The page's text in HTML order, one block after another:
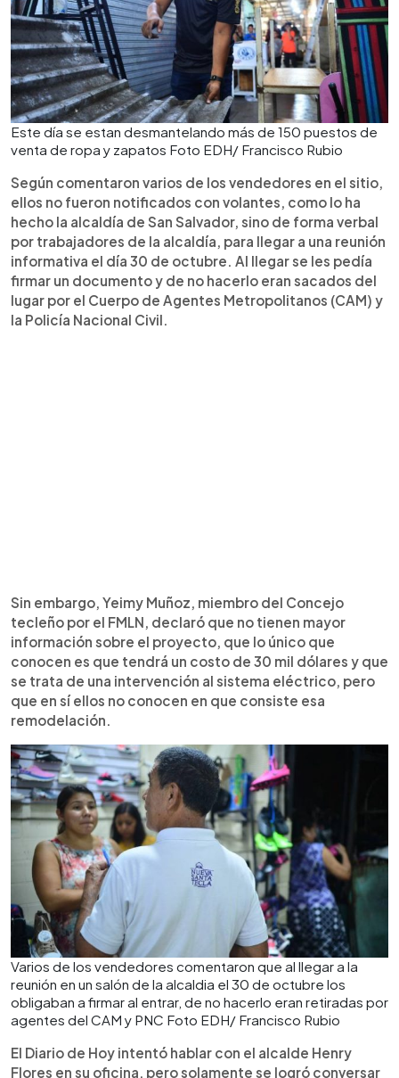
Este día se estan desmantelando más de 150 puestos de
venta de ropa y zapatos Foto EDH/ Francisco Rubio
Según comentaron varios de los vendedores en el sitio,
ellos no fueron notificados con volantes, como lo ha
hecho la alcaldía de San Salvador, sino de forma verbal
por trabajadores de la alcaldía, para llegar a una reunión
informativa el día 30 de octubre. Al llegar se les pedía
firmar un documento y de no hacerlo eran sacados del
lugar por el Cuerpo de Agentes Metropolitanos (CAM) y
la Policía Nacional Civil.
Sin embargo, Yeimy Muñoz, miembro del Concejo
tecleño por el FMLN, declaró que no tienen mayor
información sobre el proyecto, que lo único que
conocen es que tendrá un costo de 30 mil dólares y que
se trata de una intervención al sistema eléctrico, pero
que en sí ellos no conocen en que consiste esa
remodelación.
Varios de los vendedores comentaron que al llegar a la
reunión en un salón de la alcaldia el 30 de octubre los
obligaban a firmar al entrar, de no hacerlo eran retiradas por
agentes del CAM y PNC Foto EDH/ Francisco Rubio
El Diario de Hoy intentó hablar con el alcalde Henry
Flores en su oficina, pero solamente se logró conversar